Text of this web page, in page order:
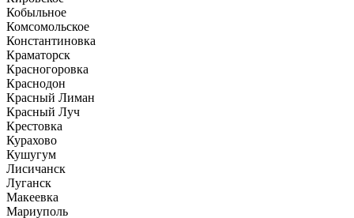
Кобыльное
Комсомольское
Константиновка
Краматорск
Красногоровка
Краснодон
Красный Лиман
Красный Луч
Крестовка
Курахово
Кушугум
Лисичанск
Луганск
Макеевка
Мариуполь